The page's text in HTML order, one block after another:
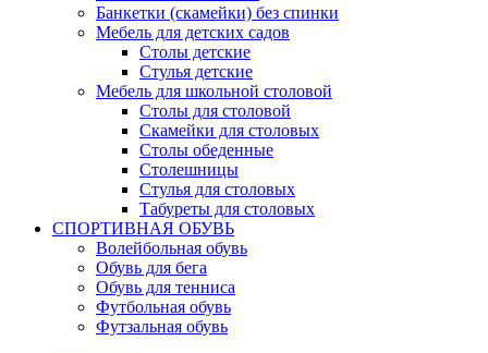
Банкетки (скамейки) без спинки
Мебель для детских садов
Столы детские
Стулья детские
Мебель для школьной столовой
Столы для столовой
Скамейки для столовых
Столы обеденные
Столешницы
Стулья для столовых
Табуреты для столовых
СПОРТИВНАЯ ОБУВЬ
Волейбольная обувь
Обувь для бега
Обувь для тенниса
Футбольная обувь
Футзальная обувь